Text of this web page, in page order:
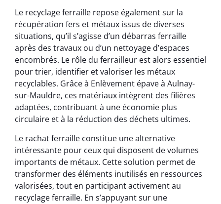
Le recyclage ferraille repose également sur la
récupération fers et métaux issus de diverses
situations, qu’il s’agisse d’un débarras ferraille
après des travaux ou d’un nettoyage d’espaces
encombrés. Le rôle du ferrailleur est alors essentiel
pour trier, identifier et valoriser les métaux
recyclables. Grâce à Enlèvement épave à Aulnay-
sur-Mauldre, ces matériaux intègrent des filières
adaptées, contribuant à une économie plus
circulaire et à la réduction des déchets ultimes.
Le rachat ferraille constitue une alternative
intéressante pour ceux qui disposent de volumes
importants de métaux. Cette solution permet de
transformer des éléments inutilisés en ressources
valorisées, tout en participant activement au
recyclage ferraille. En s’appuyant sur une